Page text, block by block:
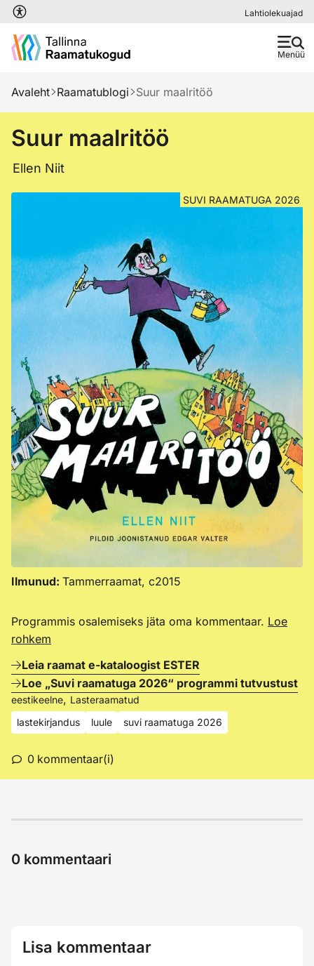
Liigu edasi põhisisu juurde Lahtiolekuajad
Menüü
Avaleht Raamatublogi Suur maalritöö
Suur maalritöö
Ellen Niit
Ilmunud: Tammerraamat, c2015
Programmis osalemiseks jäta oma kommentaar. Loe
rohkem
Leia raamat e-kataloogist ESTER
Loe „Suvi raamatuga 2026“ programmi tutvustust
eestikeelne, Lasteraamatud
lastekirjandus
luule suvi raamatuga 2026
0 kommentaar(i)
SUVI RAAMATUGA 2026
0 kommentaari
Lisa kommentaar